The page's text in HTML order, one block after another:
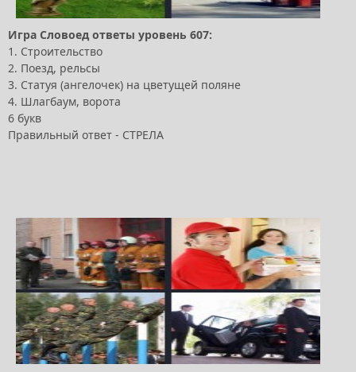
Игра Словоед ответы уровень 607:
1. Строительство
2. Поезд, рельсы
3. Статуя (ангелочек) на цветущей поляне
4. Шлагбаум, ворота
6 букв
Правильный ответ - СТРЕЛА